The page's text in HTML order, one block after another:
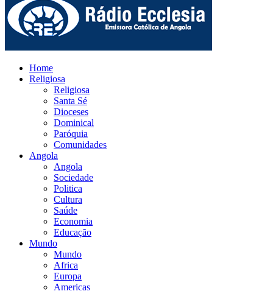
Home
Religiosa
Religiosa
Santa Sé
Dioceses
Dominical
Paróquia
Comunidades
Angola
Angola
Sociedade
Politica
Cultura
Saúde
Economia
Educação
Mundo
Mundo
Africa
Europa
Americas